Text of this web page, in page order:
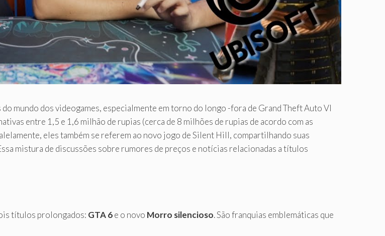
mundo dos videogames, especialmente em torno do longo -fora de Grand Theft Auto VI
entre 1,5 e 1,6 milhão de rupias (cerca de 8 milhões de rupias de acordo com as
eles também se referem ao novo jogo de Silent Hill, compartilhando suas
mistura de discussões sobre rumores de preços e notícias relacionadas a títulos
títulos prolongados: GTA 6e o novo Morro silencioso. São franquias emblemáticas que